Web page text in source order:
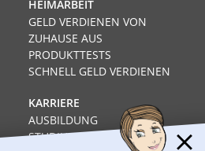
HEIMARBEIT
GELD VERDIENEN VON
ZUHAUSE AUS
PRODUKTTESTS
SCHNELL GELD VERDIENEN
KARRIERE
AUSBILDUNG
STUDIUM